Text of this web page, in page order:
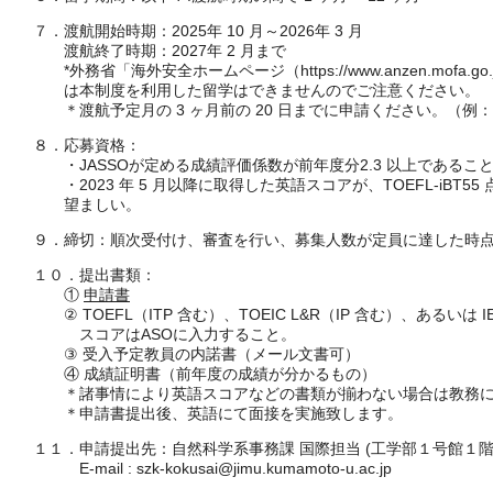
７．渡航開始時期：2025年 10 月～2026年 3 月
渡航終了時期：2027年 2 月まで
*外務省「海外安全ホームページ（https://
は本制度を利用した留学はできませんのでご注意ください。
＊渡航予定月の 3 ヶ月前の 20 日までに申請ください。（例
８．応募資格：
・JASSOが定める成績評価係数が前年度分2.3 以上であるこ
・2023 年 5 月以降に取得した英語スコアが、TOEFL-iBT55
望ましい。
９．締切：順次受付け、審査を行い、募集人数が定員に達した時
１０．提出書類：
① 申請書
② TOEFL（ITP 含む）、TOEIC L&R（IP 含む）、あるいは
スコアはASOに入力すること。
③ 受入予定教員の内諾書（メール文書可）
④ 成績証明書（前年度の成績が分かるもの）
＊諸事情により英語スコアなどの書類が揃わない場合は教務
＊申請書提出後、英語にて面接を実施致します。
１１．申請提出先：自然科学系事務課 国際担当 (工学部１号館１
E-mail : szk-kokusai@jimu.kumamoto-u.ac.jp